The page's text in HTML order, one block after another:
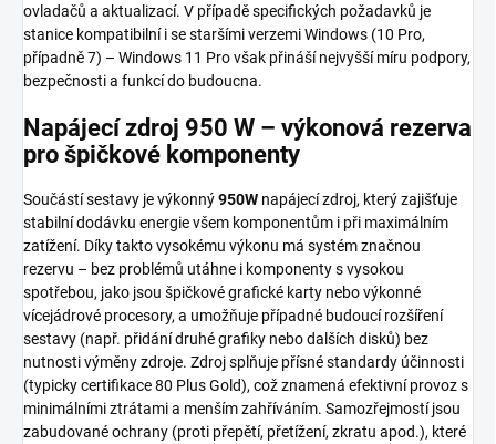
ovladačů a aktualizací. V případě specifických požadavků je
stanice kompatibilní i se staršími verzemi Windows (10 Pro,
případně 7) – Windows 11 Pro však přináší nejvyšší míru podpory,
bezpečnosti a funkcí do budoucna.
Napájecí zdroj 950 W – výkonová rezerva
pro špičkové komponenty
Součástí sestavy je výkonný950W napájecí zdroj, který zajišťuje
stabilní dodávku energie všem komponentům i při maximálním
zatížení. Díky takto vysokému výkonu má systém značnou
rezervu – bez problémů utáhne i komponenty s vysokou
spotřebou, jako jsou špičkové grafické karty nebo výkonné
vícejádrové procesory, a umožňuje případné budoucí rozšíření
sestavy (např. přidání druhé grafiky nebo dalších disků) bez
nutnosti výměny zdroje. Zdroj splňuje přísné standardy účinnosti
(typicky certifikace 80 Plus Gold), což znamená efektivní provoz s
minimálními ztrátami a menším zahříváním. Samozřejmostí jsou
zabudované ochrany (proti přepětí, přetížení, zkratu apod.), které